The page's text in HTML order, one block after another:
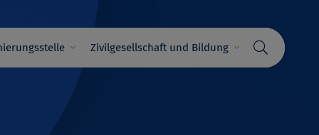
Zivilgesellschaft und Bildung